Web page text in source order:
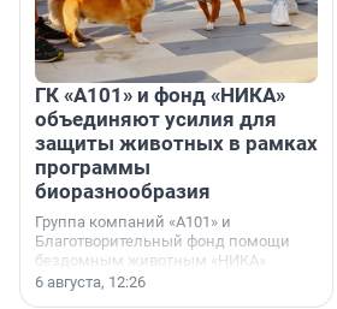
ГК «А101» и фонд «НИКА»
объединяют усилия для
защиты животных в рамках
программы
биоразнообразия
Группа компаний «А101» и
Благотворительный фонд помощи
бездомным животным «НИКА»
заключили соглашение о
6 августа, 12:26